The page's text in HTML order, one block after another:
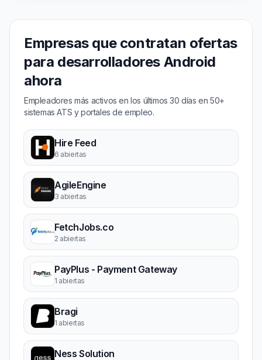
Empresas que contratan ofertas
para desarrolladores Android
ahora
Empleadores más activos en los últimos 30 días en 50+
sistemas ATS y portales de empleo.
Hire Feed
6 abiertas
AgileEngine
3 abiertas
FetchJobs.co
2 abiertas
PayPlus - Payment Gateway
1 abiertas
Bragi
1 abiertas
Ness Solution